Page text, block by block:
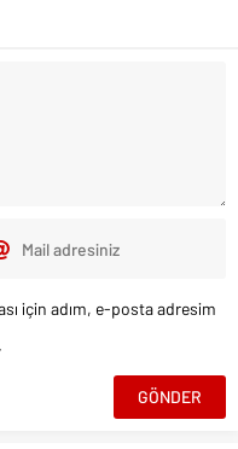
için adım, e-posta adresim